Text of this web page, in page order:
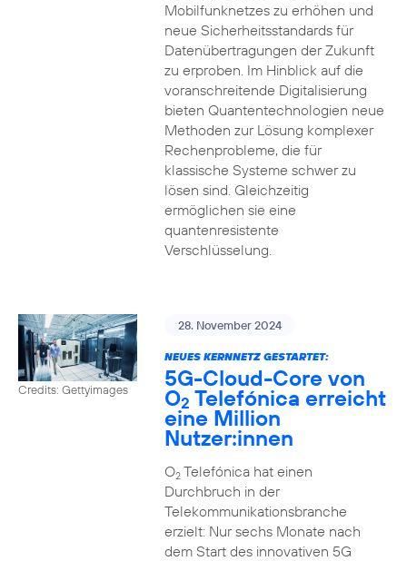
Mobilfunknetzes zu erhöhen und
neue Sicherheitsstandards für
Datenübertragungen der Zukunft
zu erproben. Im Hinblick auf die
voranschreitende Digitalisierung
bieten Quantentechnologien neue
Methoden zur Lösung komplexer
Rechenprobleme, die für
klassische Systeme schwer zu
lösen sind. Gleichzeitig
ermöglichen sie eine
quantenresistente
Verschlüsselung.
Credits: Gettyimages
28. November 2024
NEUES KERNNETZ GESTARTET:
5G-Cloud-Core von
O2 Telefónica erreicht
eine Million
Nutzer:innen
O2Telefónica hat einen
Durchbruch in der
Telekommunikationsbranche
erzielt: Nur sechs Monate nach
dem Start des innovativen 5G